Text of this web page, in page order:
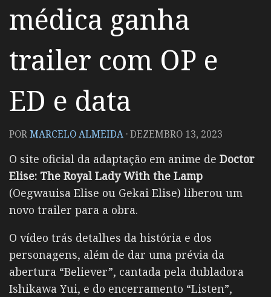
médica ganha
trailer com OP e
ED e data
PORMARCELO ALMEIDA ·DEZEMBRO 13, 2023
O site oficial da adaptação em anime de Doctor
Elise: The Royal Lady With the Lamp
(Oegwauisa Elise ou Gekai Elise) liberou um
novo trailer para a obra.
O vídeo trás detalhes da história e dos
personagens, além de dar uma prévia da
abertura “Believer”, cantada pela dubladora
Ishikawa Yui, e do encerramento “Listen”,